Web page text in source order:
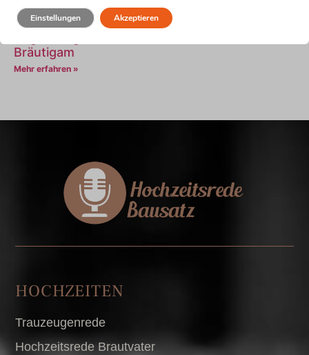
Einstieg für den nervösen Bräutigam
Mehr erfahren »
Bräutigam
Mehr erfahren »
HOCHZEITEN
Trauzeugenrede
Hochzeitsrede Brautvater
Akzeptieren
Einstellungen